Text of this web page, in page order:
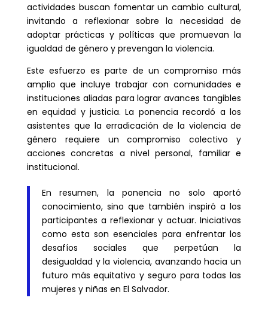
actividades buscan fomentar un cambio cultural,
invitando a reflexionar sobre la necesidad de
adoptar prácticas y políticas que promuevan la
igualdad de género y prevengan la violencia.
Este esfuerzo es parte de un compromiso más
amplio que incluye trabajar con comunidades e
instituciones aliadas para lograr avances tangibles
en equidad y justicia. La ponencia recordó a los
asistentes que la erradicación de la violencia de
género requiere un compromiso colectivo y
acciones concretas a nivel personal, familiar e
institucional.
En resumen, la ponencia no solo aportó
conocimiento, sino que también inspiró a los
participantes a reflexionar y actuar. Iniciativas
como esta son esenciales para enfrentar los
desafíos sociales que perpetúan la
desigualdad y la violencia, avanzando hacia un
futuro más equitativo y seguro para todas las
mujeres y niñas en El Salvador.